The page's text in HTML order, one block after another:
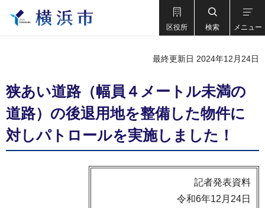
区役所 検索 メニュー
最終更新日 2024年12月24日
狭あい道路（幅員４メートル未満の
道路）の後退用地を整備した物件に
対しパトロールを実施しました！
記者発表資料
令和6年12月24日